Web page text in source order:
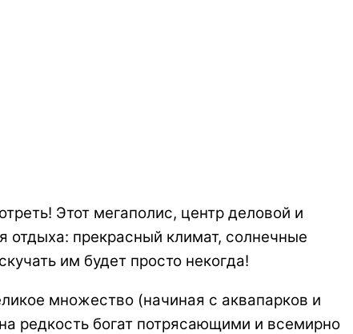
Этот мегаполис, центр деловой и
отдыха: прекрасный климат, солнечные
им будет просто некогда!
множество (начиная с аквапарков и
редкость богат потрясающими и всемирно